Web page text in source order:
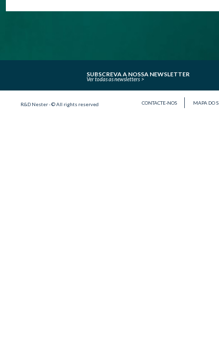
SUBSCREVA A NOSSA NEWSLETTER
Ver todas as newsletters
R&D Nester - © All rights reserved CONTACTE-NOS MAPA DO